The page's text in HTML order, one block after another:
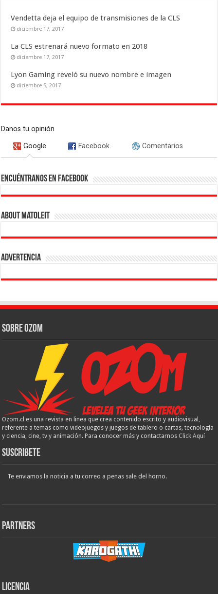
Vendetta deja el equipo de transmisiones de la CLS
diciembre 17, 2017
La CLS estrenará nuevo formato en 2018
diciembre 17, 2017
Lyon Gaming reveló su nuevo nombre e imagen
diciembre 5, 2017
Danos tu opinión
Google Facebook Comentarios
Encuéntranos en Facebook
About Matoleit
Advertencia
Sobre Ozom
Ozom.cl es una revista en linea que crea contenido escrito y audiovisual,
referente a temas como videojuegos y juegos de tablero o cartas, tecnología
y ciencia, cine, tv y animación. Para conocer más y contactarnos Click Aquí
Suscribete
Te enviamos la noticia a tu correo a penas sale del horno.
Partners
Licencia